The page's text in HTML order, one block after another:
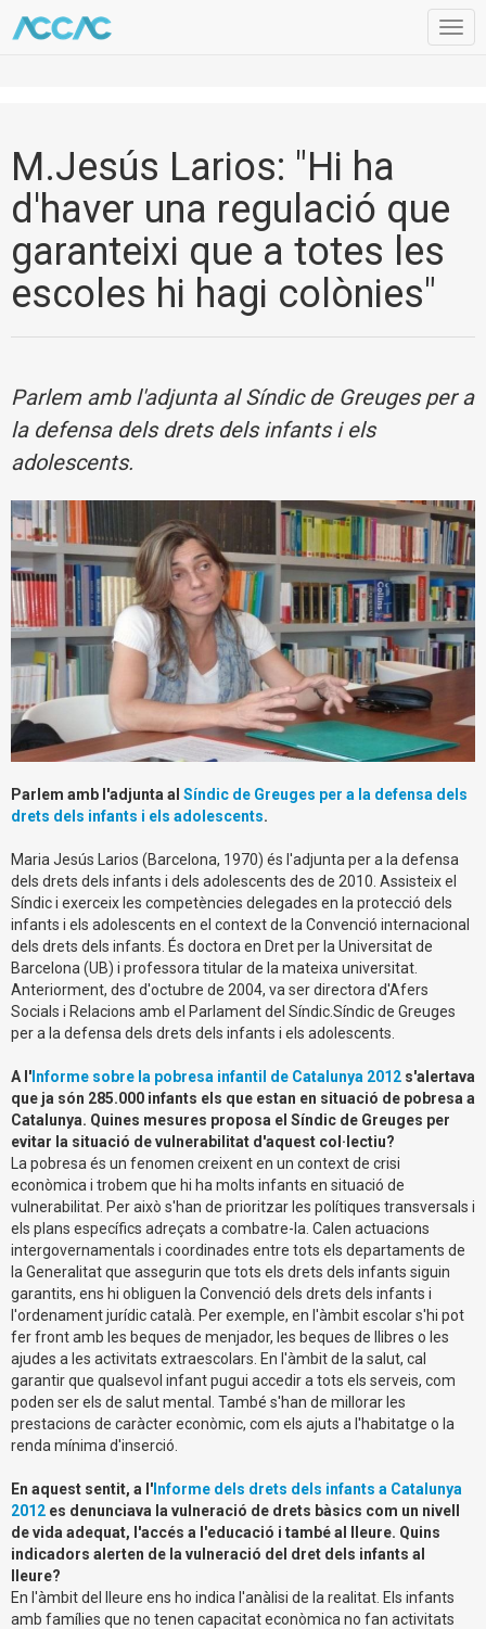
M.Jesús Larios: "Hi ha
d'haver una regulació que
garanteixi que a totes les
escoles hi hagi colònies"
Parlem amb l'adjunta al Síndic de Greuges per a
la defensa dels drets dels infants i els
adolescents.
Parlem amb l'adjunta al Síndic de Greuges per a la defensa dels
drets dels infants i els adolescents.
Maria Jesús Larios (Barcelona, 1970) és l'adjunta per a la defensa
dels drets dels infants i dels adolescents des de 2010. Assisteix el
Síndic i exerceix les competències delegades en la protecció dels
infants i els adolescents en el context de la Convenció internacional
dels drets dels infants. És doctora en Dret per la Universitat de
Barcelona (UB) i professora titular de la mateixa universitat.
Anteriorment, des d'octubre de 2004, va ser directora d'Afers
Socials i Relacions amb el Parlament del Síndic.Síndic de Greuges
per a la defensa dels drets dels infants i els adolescents.
A l' Informe sobre la pobresa infantil de Catalunya 2012 s'alertava
que ja són 285.000 infants els que estan en situació de pobresa a
Catalunya. Quines mesures proposa el Síndic de Greuges per
evitar la situació de vulnerabilitat d'aquest col·lectiu?
La pobresa és un fenomen creixent en un context de crisi
econòmica i trobem que hi ha molts infants en situació de
vulnerabilitat. Per això s'han de prioritzar les polítiques transversals i
els plans específics adreçats a combatre-la. Calen actuacions
intergovernamentals i coordinades entre tots els departaments de
la Generalitat que assegurin que tots els drets dels infants siguin
garantits, ens hi obliguen la Convenció dels drets dels infants i
l'ordenament jurídic català. Per exemple, en l'àmbit escolar s'hi pot
fer front amb les beques de menjador, les beques de llibres o les
ajudes a les activitats extraescolars. En l'àmbit de la salut, cal
garantir que qualsevol infant pugui accedir a tots els serveis, com
poden ser els de salut mental. També s'han de millorar les
prestacions de caràcter econòmic, com els ajuts a l'habitatge o la
renda mínima d'inserció.
En aquest sentit, a l' Informe dels drets dels infants a Catalunya
2012 es denunciava la vulneració de drets bàsics com un nivell
de vida adequat, l'accés a l'educació i també al lleure. Quins
indicadors alerten de la vulneració del dret dels infants al
lleure?
En l'àmbit del lleure ens ho indica l'anàlisi de la realitat. Els infants
amb famílies que no tenen capacitat econòmica no fan activitats